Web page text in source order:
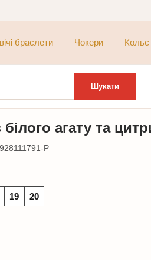
браслети Чокери Кольє
Шукати
білого агату та
P
19 20